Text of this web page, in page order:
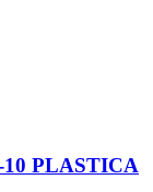
10 PLASTICA